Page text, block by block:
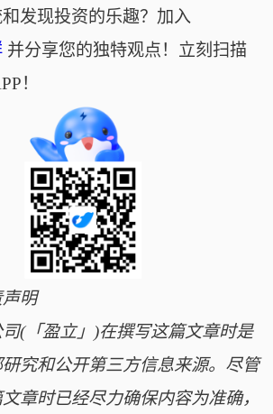
发现投资的乐趣？加入
并分享您的独特观点！立刻扫描
！
明
(「盈立」)在撰写这篇文章时是
究和公开第三方信息来源。尽管
章时已经尽力确保内容为准确，